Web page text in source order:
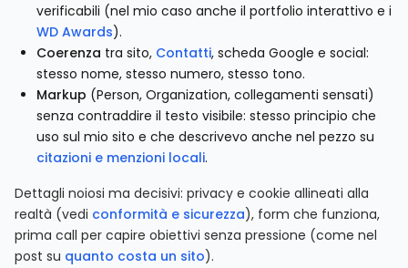
verificabili (nel mio caso anche il portfolio interattivo e i
WD Awards).
Coerenza tra sito, Contatti, scheda Google e social:
stesso nome, stesso numero, stesso tono.
Markup (Person, Organization, collegamenti sensati)
senza contraddire il testo visibile: stesso principio che
uso sul mio sito e che descrivevo anche nel pezzo su
citazioni e menzioni locali.
Dettagli noiosi ma decisivi: privacy e cookie allineati alla
realtà (vedi conformità e sicurezza), form che funziona,
prima call per capire obiettivi senza pressione (come nel
post su quanto costa un sito).